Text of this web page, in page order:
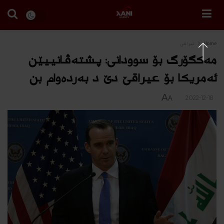
Home ئیراقی
مەكگۆرگ بۆ سوودانی: پشتەڤانییێن
ئەمریكا بۆ عیراقێ دێ د بەردەوام بن
A
A